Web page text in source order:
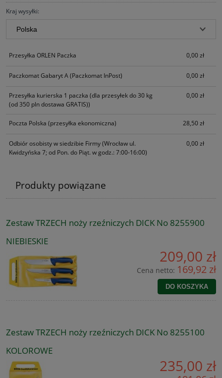
Kraj wysyłki:
Przesyłka ORLEN Paczka 0,00 zł
Paczkomat Gabaryt A(Paczkomat InPost) 0,00 zł
Przesyłka kurierska 1 paczka (dla przesyłek do 30 kg
(od 350 pln dostawa GRATIS))
0,00 zł
Poczta Polska (przesyłka ekonomiczna) 28,50 zł
Odbiór osobisty w siedzibie Firmy(Wrocław ul.
Kwidzyńska 7; od Pon. do Piąt. w godz.: 7:00-16:00)
0,00 zł
Produkty powiązane
Zestaw TRZECH noży rzeźniczych DICK No 8255900
NIEBIESKIE
209,00 zł
Cena netto: 169,92 zł
DO KOSZYKA
Zestaw TRZECH noży rzeźniczych DICK No 8255100
KOLOROWE
235,00 zł